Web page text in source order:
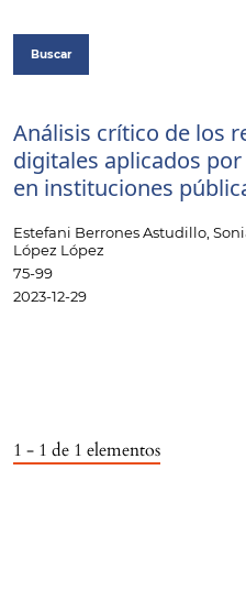
Buscar
Análisis crítico de los
digitales aplicados
en instituciones
Estefani Berrones Astudillo,
López López
75-99
2023-12-29
1 - 1 de 1 elementos